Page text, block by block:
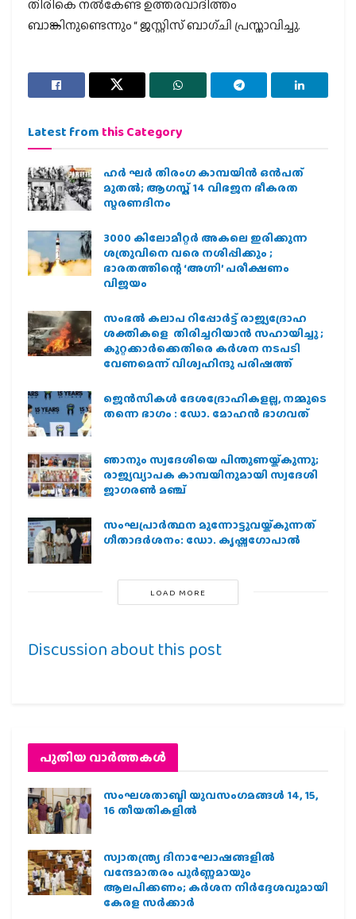
തിരികെ നൽകേണ്ട ഉത്തരവാദിത്തം
ബാങ്കിനുണ്ടെന്നും “ ജസ്റ്റിസ് ബാഗ്ചി പ്രസ്താവിച്ചു.
Latest from this Category
ഹര്‍ ഘര്‍ തിരംഗ കാമ്പയിന്‍ ഒന്‍പത്
മുതല്‍; ആഗസ്ത് 14 വിഭജന ഭീകരത
സ്മരണദിനം
3000 കിലോമീറ്റർ അകലെ ഇരിക്കുന്ന
ശത്രുവിനെ വരെ നശിപ്പിക്കും ;
ഭാരതത്തിന്റെ ‘അഗ്നി’ പരീക്ഷണം
വിജയം
സംഭൽ കലാപ റിപ്പോർട്ട് രാജ്യദ്രോഹ
ശക്തികളെ തിരിച്ചറിയാൻ സഹായിച്ചു ;
കുറ്റക്കാർക്കെതിരെ കർശന നടപടി
വേണമെന്ന് വിശ്വഹിന്ദു പരിഷത്ത്
ജെന്‍സികള്‍ ദേശദ്രോഹികളല്ല, നമ്മുടെ
തന്നെ ഭാഗം : ഡോ. മോഹന്‍ ഭാഗവത്
ഞാനും സ്വദേശിയെ പിന്തുണയ്ക്കുന്നു;
രാജ്യവ്യാപക കാമ്പയിനുമായി സ്വദേശി
ജാഗരണ്‍ മഞ്ച്
സംഘപ്രാര്‍ത്ഥന മുന്നോട്ടുവയ്ക്കുന്നത്
ഗീതാദര്‍ശനം: ഡോ. കൃഷ്ണഗോപാല്‍
LOAD MORE
Discussion about this post
പുതിയ വാര്‍ത്തകള്‍
സംഘശതാബ്ദി യുവസംഗമങ്ങള്‍ 14, 15,
16 തീയതികളില്‍
സ്വാതന്ത്ര്യ ദിനാഘോഷങ്ങളിൽ
വന്ദേമാതരം പൂർണ്ണമായും
ആലപിക്കണം; കർശന നിർദ്ദേശവുമായി
കേരള സർക്കാർ